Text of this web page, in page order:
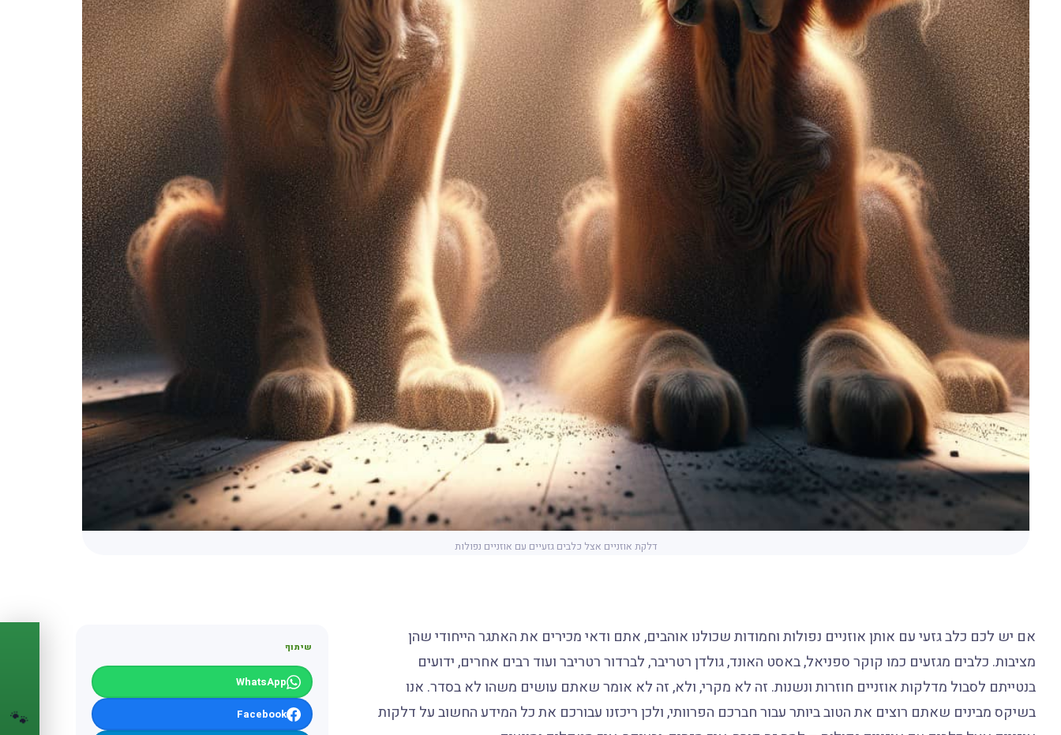
דלקת אוזניים אצל כלבים גזעיים עם אוזניים נפולות
אם יש לכם כלב גזעי עם אותן אוזניים נפולות וחמודות שכולנו אוהבים, אתם ודאי מכירים את האתגר הייחודי שהן
מציבות. כלבים מגזעים כמו קוקר ספניאל, באסט האונד, גולדן רטריבר, לברדור רטריבר ועוד רבים אחרים, ידועים
בנטייתם לסבול מדלקות אוזניים חוזרות ונשנות. זה לא מקרי, ולא, זה לא אומר שאתם עושים משהו לא בסדר. אנו
בשיקס מבינים שאתם רוצים את הטוב ביותר עבור חברכם הפרוותי, ולכן ריכזנו עבורכם את כל המידע החשוב על דלקות
שיתוף
WhatsApp
Facebook
🐾
🐾
הדרכון הדיגיטלי
מעקב חיסונים